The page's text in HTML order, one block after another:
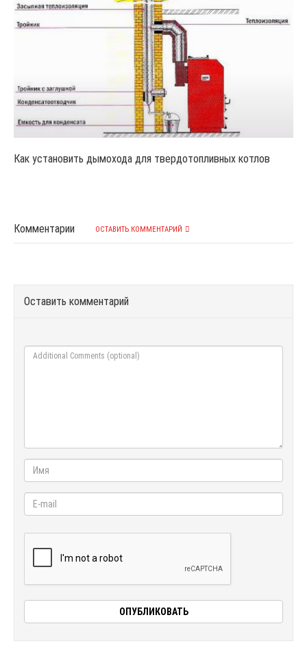
Как установить дымохода для твердотопливных котлов
Комментарии ОСТАВИТЬ КОММЕНТАРИЙ
Оставить комментарий